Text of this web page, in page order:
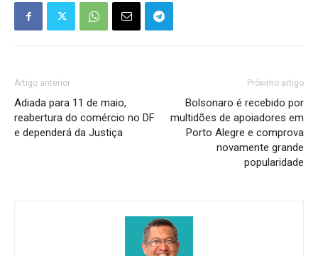
Artigo anterior
Adiada para 11 de maio,
reabertura do comércio no DF
e dependerá da Justiça
Próximo artigo
Bolsonaro é recebido por
multidões de apoiadores em
Porto Alegre e comprova
novamente grande
popularidade